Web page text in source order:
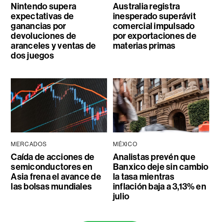
Nintendo supera
expectativas de
ganancias por
devoluciones de
aranceles y ventas de
dos juegos
Australia registra
inesperado superávit
comercial impulsado
por exportaciones de
materias primas
MERCADOS
Caída de acciones de
semiconductores en
Asia frena el avance de
las bolsas mundiales
MÉXICO
Analistas prevén que
Banxico deje sin cambio
la tasa mientras
inflación baja a 3,13% en
julio